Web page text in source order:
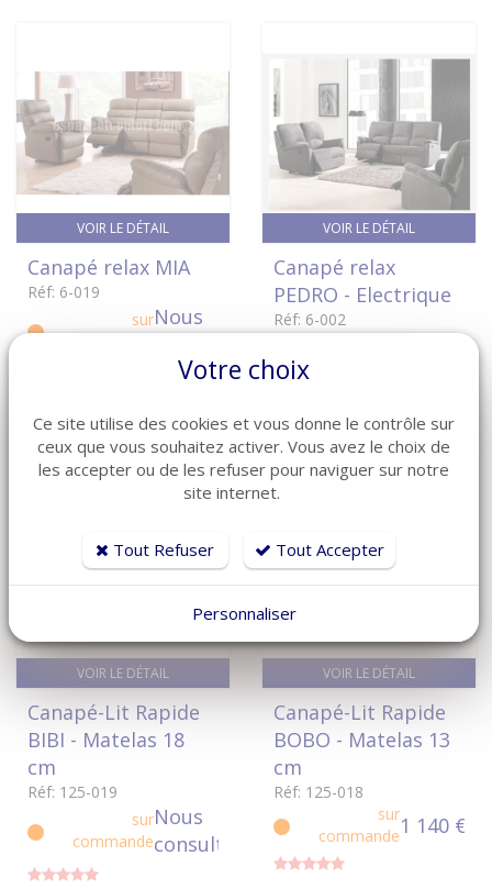
VOIR LE DÉTAIL
Canapé relax MIA
Réf: 6-019
surNous
VOIR LE DÉTAIL
Canapé relax
PEDRO - Electrique
Réf: 6-002
VOIR LE DÉTAIL
Canapé-Lit Rapide
BIBI - Matelas 18
cm
Réf: 125-019
sur
commande
Nous
consulter
VOIR LE DÉTAIL
Canapé-Lit Rapide
BOBO - Matelas 13
cm
Réf: 125-018
sur
commande1 140 €
Votre choix
Ce site utilise des cookies et vous donne le contrôle sur
ceux que vous souhaitez activer. Vous avez le choix de
les accepter ou de les refuser pour naviguer sur notre
site internet.
Tout Refuser Tout Accepter
Personnaliser